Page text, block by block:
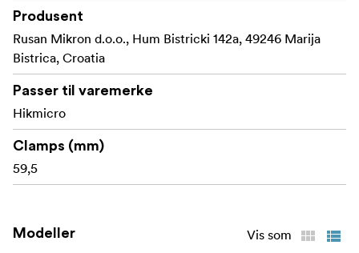
Produsent
Rusan Mikron d.o.o., Hum Bistricki 142a, 49246 Marija
Bistrica, Croatia
Passer til varemerke
Hikmicro
Clamps (mm)
59,5
Modeller Vis som